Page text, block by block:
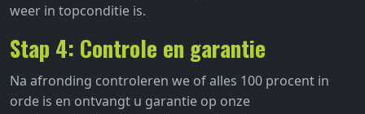
weer in topconditie is.
Stap 4: Controle en garantie
Na afronding controleren we of alles 100 procent in
orde is en ontvangt u garantie op onze